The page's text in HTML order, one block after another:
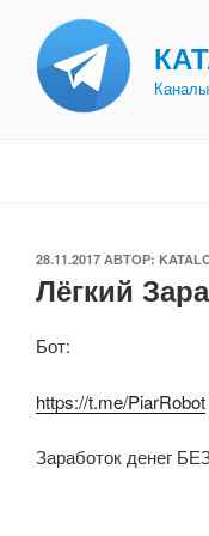
содержимому
ОПУБЛИКОВАНО
28.11.2017 АВТОР:
Лёгкий
Бот:
https://t.me/PiarRobot
Заработок денег